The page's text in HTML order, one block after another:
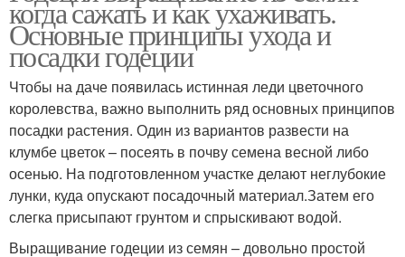
когда сажать и как ухаживать.
Основные принципы ухода и
посадки годеции
Чтобы на даче появилась истинная леди цветочного
королевства, важно выполнить ряд основных принципов
посадки растения. Один из вариантов развести на
клумбе цветок – посеять в почву семена весной либо
осенью. На подготовленном участке делают неглубокие
лунки, куда опускают посадочный материал.Затем его
слегка присыпают грунтом и спрыскивают водой.
Выращивание годеции из семян – довольно простой